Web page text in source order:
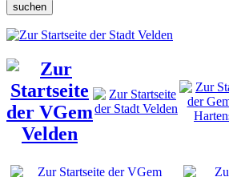
suchen